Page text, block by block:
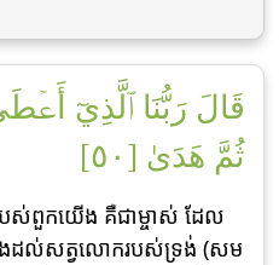
قَالَ رَبُّنَا ٱلَّذِيٓ
ثُمَّ هَدَىٰ [٥٠]
បស់ពួកយើង គឺជាម្ចាស់ ដែល
ាងដល់សត្វលោករបស់ទ្រង់ (សម